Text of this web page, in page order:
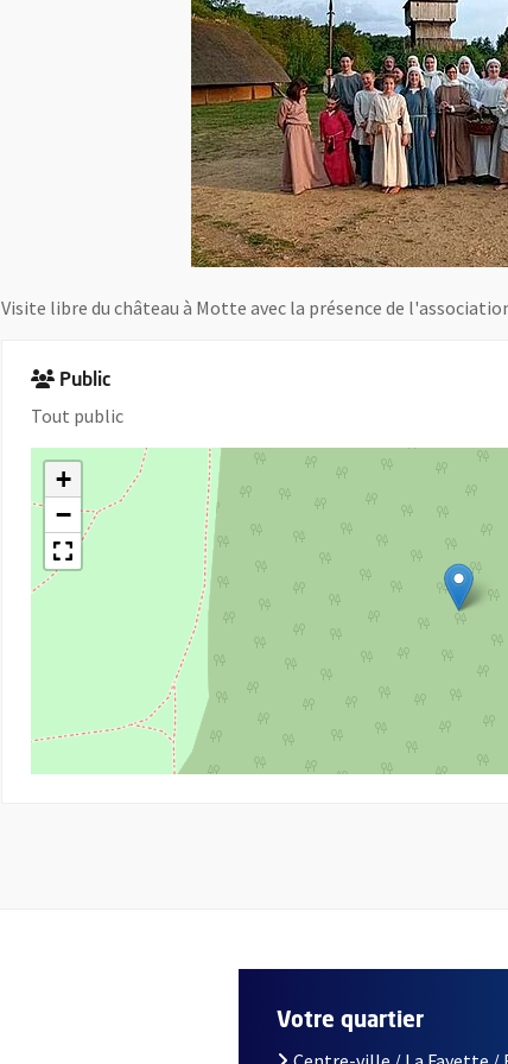
Visite libre du château à Motte avec la présence de
Public
Tout public
+
−
Votre quartier